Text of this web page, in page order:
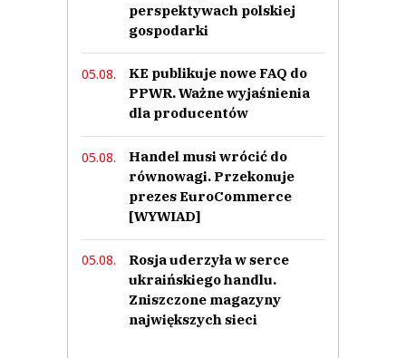
perspektywach polskiej
gospodarki
05.08.
KE publikuje nowe FAQ do
PPWR. Ważne wyjaśnienia
dla producentów
05.08.
Handel musi wrócić do
równowagi. Przekonuje
prezes EuroCommerce
[WYWIAD]
05.08.
Rosja uderzyła w serce
ukraińskiego handlu.
Zniszczone magazyny
największych sieci